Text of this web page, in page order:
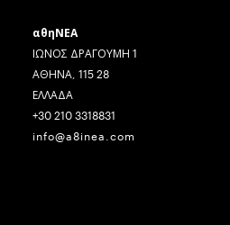
αθηΝΕΑ
ΙΩΝΟΣ ΔΡΑΓΟΥΜΗ 1
ΑΘΗΝΑ, 115 28
ΕΛΛΑΔΑ
+30 210 3318831
info@a8inea.com